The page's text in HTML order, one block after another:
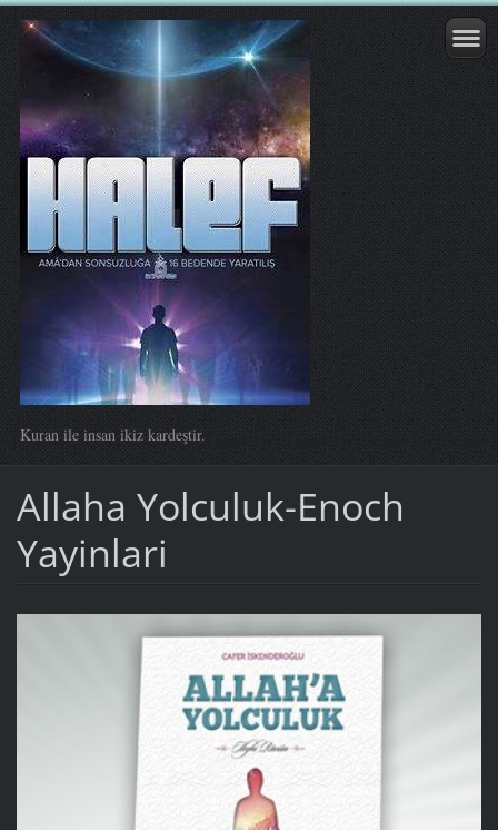
Kuran ile insan ikiz kardeştir.
Allaha Yolculuk-Enoch
Yayinlari